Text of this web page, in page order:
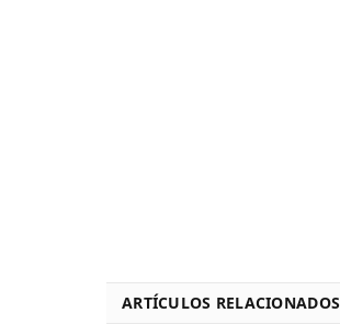
ARTÍCULOS RELACIONADOS